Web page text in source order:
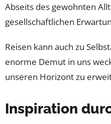
Abseits des gewohnten
gesellschaftlichen
Reisen kann auch zu
enorme Demut in uns
unseren Horizont zu
Inspiration